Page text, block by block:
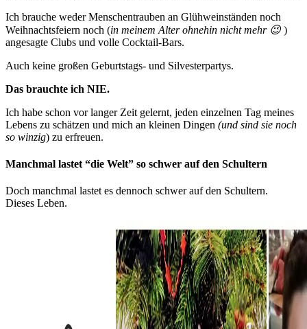
Ich brauche weder Menschentrauben an Glühweinständen noch
Weihnachtsfeiern noch (in meinem Alter ohnehin nicht mehr 😉 )
angesagte Clubs und volle Cocktail-Bars.
Auch keine großen Geburtstags- und Silvesterpartys.
Das brauchte ich NIE.
Ich habe schon vor langer Zeit gelernt, jeden einzelnen Tag meines
Lebens zu schätzen und mich an kleinen Dingen (und sind sie noch
so winzig) zu erfreuen.
Manchmal lastet “die Welt” so schwer auf den Schultern
Doch manchmal lastet es dennoch schwer auf den Schultern.
Dieses Leben.